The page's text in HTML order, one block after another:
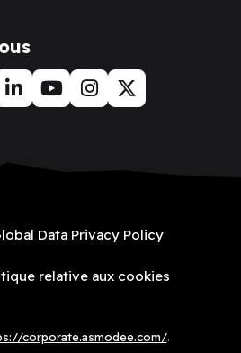
Data Privacy Policy
relative aux cookies
corporate.asmodee.com/.